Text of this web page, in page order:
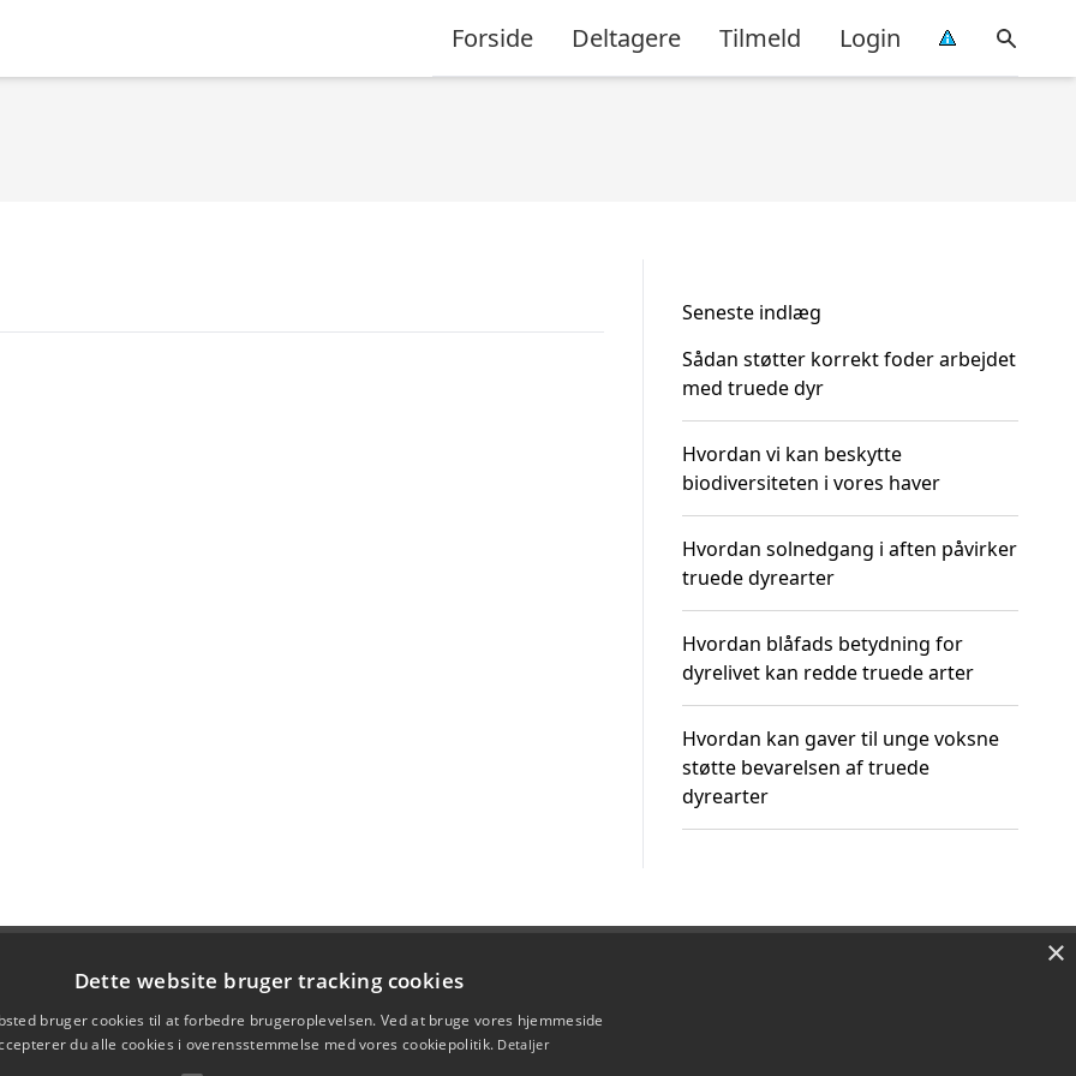
Forside Deltagere Tilmeld Login
Seneste indlæg
Sådan støtter korrekt foder arbejdet
med truede dyr
Hvordan vi kan beskytte
biodiversiteten i vores haver
Hvordan solnedgang i aften påvirker
truede dyrearter
Hvordan blåfads betydning for
dyrelivet kan redde truede arter
Hvordan kan gaver til unge voksne
støtte bevarelsen af truede
dyrearter
×
Dette website bruger tracking cookies
bruger cookies til at forbedre brugeroplevelsen. Ved at bruge vores hjemmeside
du alle cookies i overensstemmelse med vores cookiepolitik. Detaljer